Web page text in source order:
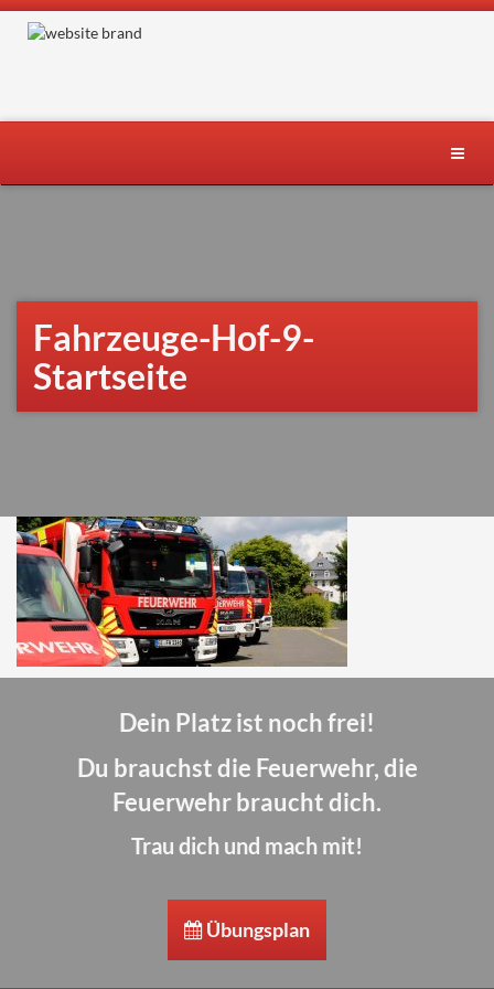
Skip
Toggle
Fahrzeuge-Hof-9-
Startseite
Dein Platz ist noch frei!
Du brauchst die Feuerwehr, die
Feuerwehr braucht dich.
Trau dich und mach mit!
Übungsplan